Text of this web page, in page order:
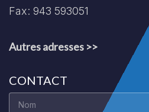
Fax: 943 593051
Autres adresses >>
CONTACT